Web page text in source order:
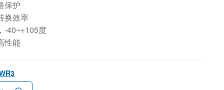
保护
换效率
-40~+105度
性能